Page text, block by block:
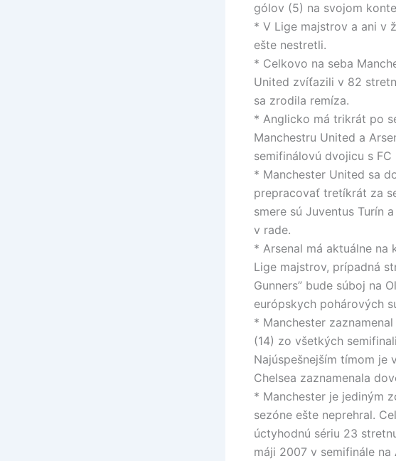
gólov (5) na svojom
* V Lige majstrov a ani v
ešte nestretli.
* Celkovo na seba
United zvíťazili v 82
sa zrodila remíza.
* Anglicko má trikrát po
Manchestru United a
semifinálovú dvojicu s FC
* Manchester United sa
prepracovať tretíkrát za
smere sú Juventus Turín
v rade.
* Arsenal má aktuálne
Lige majstrov, prípadná
Gunners” bude súboj na
európskych pohárových
* Manchester
(14) zo všetkých
Najúspešnejším tímom je
Chelsea zaznamenala
* Manchester je jediným
sezóne ešte neprehral.
úctyhodnú sériu 23
máji 2007 v semifinále na